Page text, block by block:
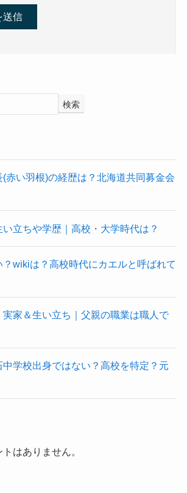
検索
(赤い羽根)の経歴は？北海道共同募金会
立ちや学歴｜高校・大学時代は？
？wikiは？高校時代にカエルと呼ばれて
実家＆生い立ち｜父親の職業は職人で
中学校出身ではない？高校を特定？元
はありません。